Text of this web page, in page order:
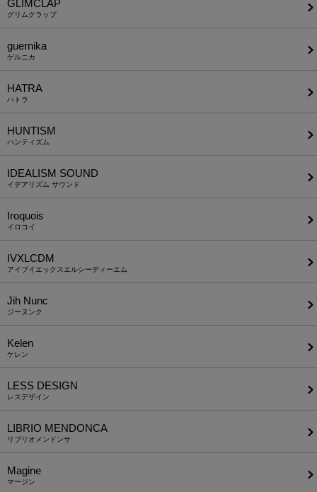
GLIMCLAP
グリムクラップ
guernika
ゲルニカ
HATRA
ハトラ
HUNTISM
ハンティズム
IDEALISM SOUND
イデアリズム サウンド
Iroquois
イロコイ
IVXLCDM
アイブイエックスエルシーディーエム
Jih Nunc
ジーヌンク
Kelen
ケレン
LESS DESIGN
レスデザイン
LIBRIO MENDONCA
リブリオメンドンサ
Magine
マージン